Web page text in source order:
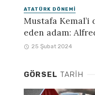
ATATÜRK DÖNEMI
Mustafa Kemal’i
eden adam:
25 Şubat 2024
GÖRSEL TARIH